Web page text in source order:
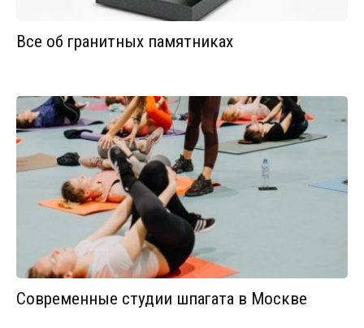
Все об гранитных памятниках
Современные студии шпагата в Москве